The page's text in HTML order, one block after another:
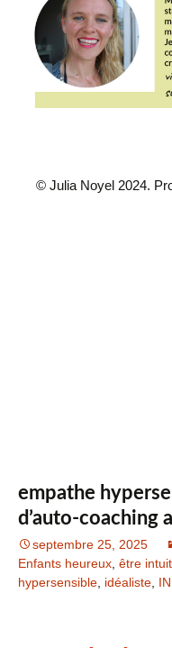
© Julia Noyel 2024.
empathe
d’auto-coaching
septembre 25, 2025
Enfants heureux être
hypersensible idéaliste